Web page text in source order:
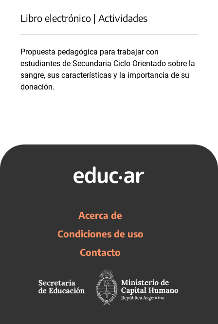
Libro electrónico | Actividades
Propuesta pedagógica para trabajar con
estudiantes de Secundaria Ciclo Orientado sobre la
sangre, sus características y la importancia de su
donación.
Acerca de
Condiciones de uso
Contacto